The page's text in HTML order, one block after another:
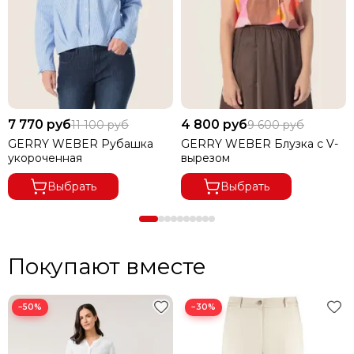
7 770 руб11 100 руб
GERRY WEBER Рубашка
укороченная
Выбрать
4 800 руб9 600 руб
GERRY WEBER Блузка с V-
вырезом
Выбрать
Покупают вместе
−50% −30%